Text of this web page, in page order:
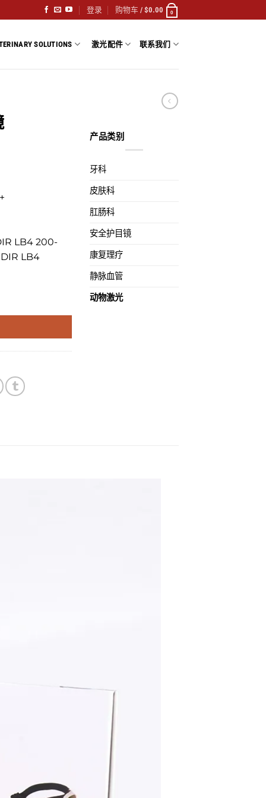
登录 购物车 / $0.00 0
SOLUTIONS 激光配件 联系我们
LB4 200-
LB4
产品类别
牙科
皮肤科
肛肠科
安全护目镜
康复理疗
静脉血管
动物激光